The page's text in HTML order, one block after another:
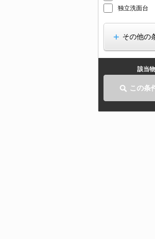
独立洗面台
その他の
該当
この条